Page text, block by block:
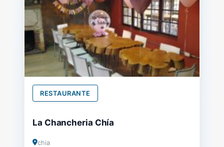
RESTAURANTE
La Chancheria Chía
chia